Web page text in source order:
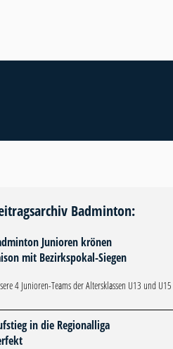
Badminton:
Junioren krönen
mit Bezirkspokal-Siegen
4 Junioren-Teams der Altersklassen U13 und
in die Regionalliga